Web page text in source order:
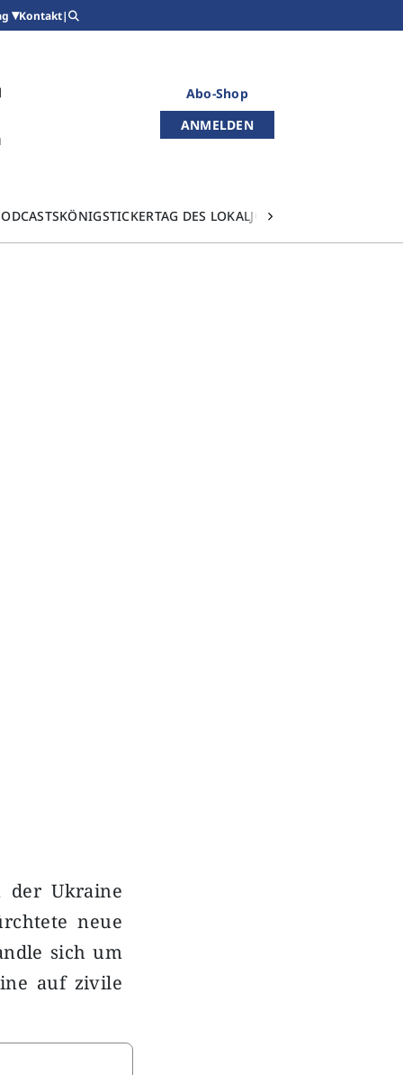
Kontakt|
Abo-Shop
ANMELDEN
KÖNIGSTICKERTAG DES LOKALJOURNALISMUS
der Ukraine
neue
sich um
auf zivile